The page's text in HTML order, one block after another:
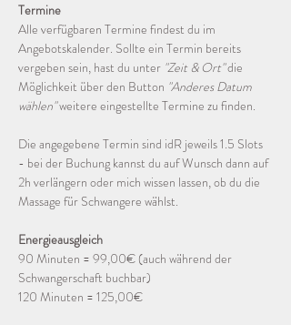
Termine
Alle verfügbaren Termine findest du im
Angebotskalender. Sollte ein Termin bereits
vergeben sein, hast du unter "Zeit & Ort" die
Möglichkeit über den Button "Anderes Datum
wählen" weitere eingestellte Termine zu finden.
Die angegebene Termin sind idR jeweils 1.5 Slots
- bei der Buchung kannst du auf Wunsch dann auf
2h verlängern oder mich wissen lassen, ob du die
Massage für Schwangere wählst.
Energieausgleich
90 Minuten = 99,00€ (auch während der
Schwangerschaft buchbar)
120 Minuten = 125,00€